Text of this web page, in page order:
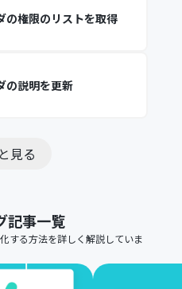
の権限のリストを取得
の説明を更新
見る
記事一覧
する方法を詳しく解説していま